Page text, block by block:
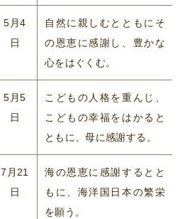
5月4
日
自然に親しむとともにそ
の恩恵に感謝し、豊かな
心をはぐくむ。
5月5
日
こどもの人格を重んじ、
こどもの幸福をはかると
ともに、母に感謝する。
7月21
日
海の恩恵に感謝するとと
もに、海洋国日本の繁栄
を願う。